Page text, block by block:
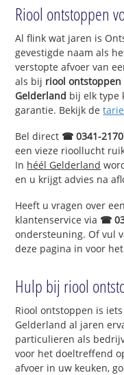
Riool ontstoppen
Al flink wat jaren is
gevestigde naam als
verstopte afvoer van
als bij riool ontstoppen
Gelderland bij elk type
garantie. Bekijk de
Bel direct ☎ 0341-
een vieze rioollucht
In héél Gelderland
en u krijgt advies na
Heeft u vragen over een
klantenservice via ☎
ondersteuning. Of vul
deze pagina in voor
Hulp bij riool
Riool ontstoppen is
Gelderland al jaren
particulieren als
voor het doeltreffend
afvoer in uw keuken,